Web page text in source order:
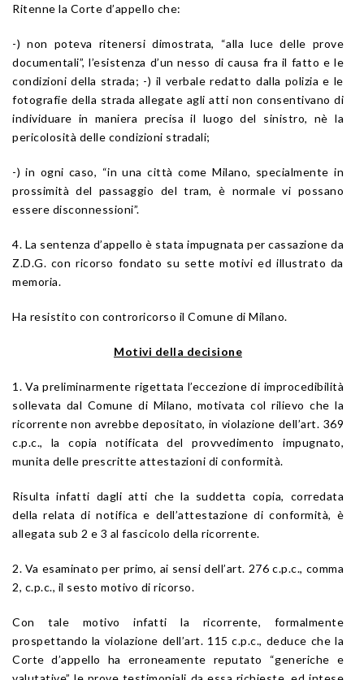
Ritenne la Corte d’appello che:
-) non poteva ritenersi dimostrata, “alla luce delle prove
documentali”, l’esistenza d’un nesso di causa fra il fatto e le
condizioni della strada; -) il verbale redatto dalla polizia e le
fotografie della strada allegate agli atti non consentivano di
individuare in maniera precisa il luogo del sinistro, nè la
pericolosità delle condizioni stradali;
-) in ogni caso, “in una città come Milano, specialmente in
prossimità del passaggio del tram, è normale vi possano
essere disconnessioni”.
4. La sentenza d’appello è stata impugnata per cassazione da
Z.D.G. con ricorso fondato su sette motivi ed illustrato da
memoria.
Ha resistito con controricorso il Comune di Milano.
Motivi della decisione
1. Va preliminarmente rigettata l’eccezione di improcedibilità
sollevata dal Comune di Milano, motivata col rilievo che la
ricorrente non avrebbe depositato, in violazione dell’art. 369
c.p.c., la copia notificata del provvedimento impugnato,
munita delle prescritte attestazioni di conformità.
Risulta infatti dagli atti che la suddetta copia, corredata
della relata di notifica e dell’attestazione di conformità, è
allegata sub 2 e 3 al fascicolo della ricorrente.
2. Va esaminato per primo, ai sensi dell’art. 276 c.p.c., comma
2, c.p.c., il sesto motivo di ricorso.
Con tale motivo infatti la ricorrente, formalmente
prospettando la violazione dell’art. 115 c.p.c., deduce che la
Corte d’appello ha erroneamente reputato “generiche e